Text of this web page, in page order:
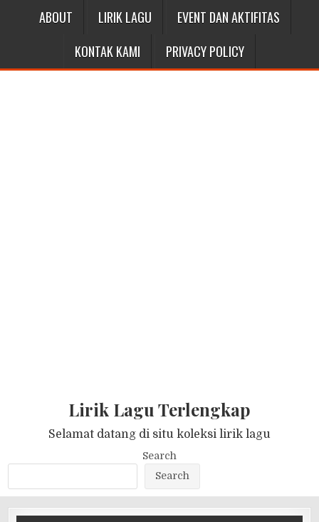
ABOUT LIRIK LAGU
EVENT DAN AKTIFITAS
KONTAK KAMI
PRIVACY POLICY
Lirik Lagu Terlengkap
Selamat datang di situ koleksi lirik lagu
Search
Search